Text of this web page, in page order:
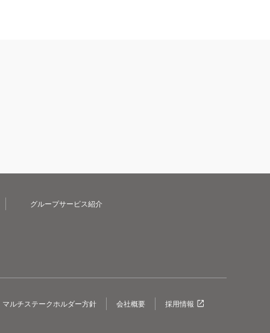
グループサービス紹介
マルチステークホルダー方針 会社概要 採用情報